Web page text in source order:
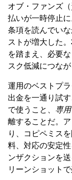
オブ・ファンズ
払いが一時停止
条項を読んでい
ストが増大した。
を踏まえ、必要
スク低減につなが
運用のベストプ
出金を一通り試
で使うこと、 専
離することだ。
り、コピペミス
料、対応の安定
ンザクションを
リーンショット